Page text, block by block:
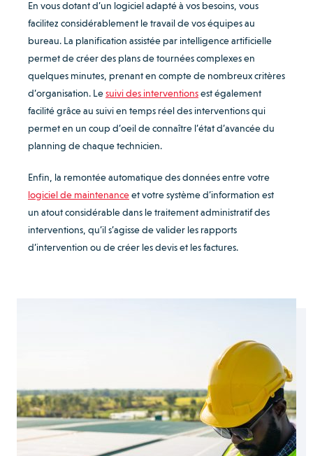
En vous dotant d’un logiciel adapté à vos besoins, vous
facilitez considérablement le travail de vos équipes au
bureau. La planification assistée par intelligence artificielle
permet de créer des plans de tournées complexes en
quelques minutes, prenant en compte de nombreux critères
d’organisation. Lesuivi des interventionsest également
facilité grâce au suivi en temps réel des interventions qui
permet en un coup d’oeil de connaître l’état d’avancée du
planning de chaque technicien.
Enfin, la remontée automatique des données entre votre
logiciel de maintenanceet votre système d’information est
un atout considérable dans le traitement administratif des
interventions, qu’il s’agisse de valider les rapports
d’intervention ou de créer les devis et les factures.